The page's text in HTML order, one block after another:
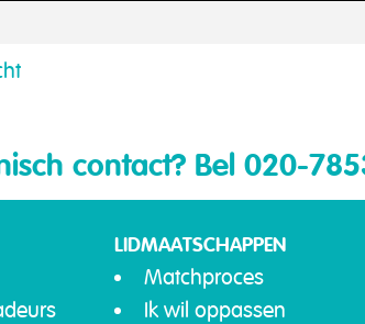
contact? Bel 020-
LIDMAATSCHAPPEN
Matchproces
Ik wil oppassen